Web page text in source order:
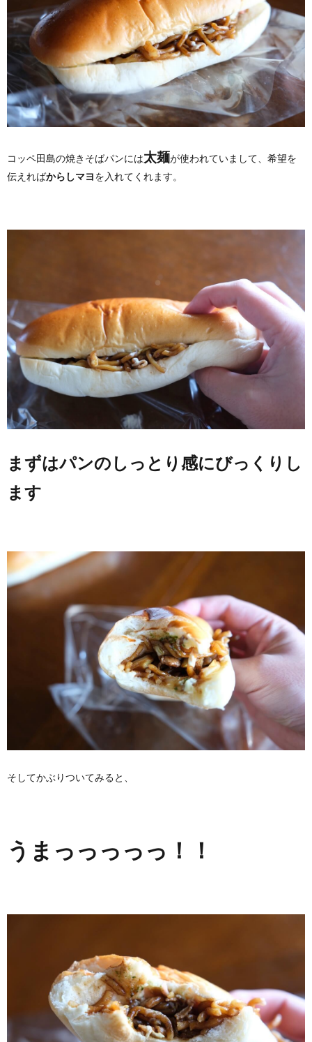
コッペ田島の焼きそばパンには太麺が使われていまして、希望を
伝えればからしマヨを入れてくれます。
まずはパンのしっとり感にびっくりし
ます
そしてかぶりついてみると、
うまっっっっっ！！